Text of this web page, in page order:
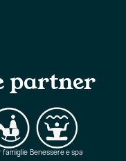
partner
famiglie Benessere e spa